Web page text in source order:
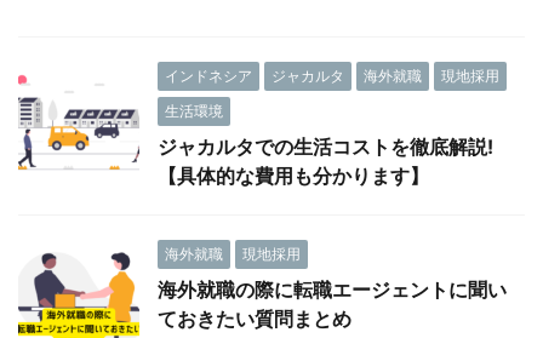
インドネシア ジャカルタ 海外就職
現地採用
生活環境
ジャカルタでの生活コストを徹底解説!
【具体的な費用も分かります】
海外就職 現地採用
海外就職の際に転職エージェントに聞い
ておきたい質問まとめ